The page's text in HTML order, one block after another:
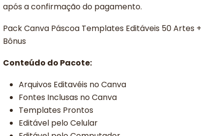
após a confirmação do pagamento.
Pack Canva Páscoa Templates Editáveis 50 Artes +
Bônus
Conteúdo do Pacote:
Arquivos Editavéis no Canva
Fontes Inclusas no Canva
Templates Prontos
Editável pelo Celular